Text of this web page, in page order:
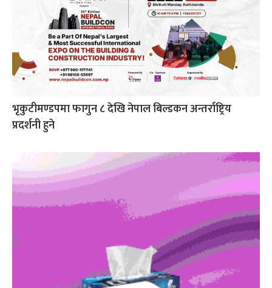
भृकुटीमण्डपमा फागुन ८ देखि नेपाल बिल्डकन अन्तर्राष्ट्रिय
प्रदर्शनी हुने